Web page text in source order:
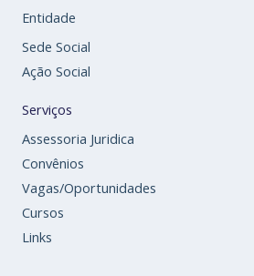
Entidade
Sede Social
Ação Social
Serviços
Assessoria Juridica
Convênios
Vagas/Oportunidades
Cursos
Links